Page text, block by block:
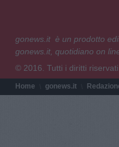
gonews.it è un prodotto
gonews.it, quotidiano on
© 2016. Tutti i diritti riservati.
Home gonews.it